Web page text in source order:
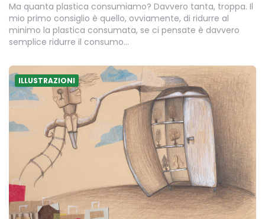
Ma quanta plastica consumiamo? Davvero tanta, troppa. Il
mio primo consiglio è quello, ovviamente, di ridurre al
minimo la plastica consumata, se ci pensate è davvero
semplice ridurre il consumo…
ILLUSTRAZIONI